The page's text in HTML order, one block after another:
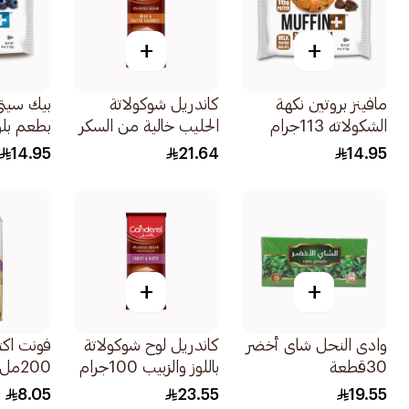
+
مافينز بروتين نكهة
الشكولاته 113جرام
14.95
+
كاندريل شوكولاتة
الحليب خالية من السكر
المضاف بالكراميل المملح
21.64
بيك
بطعم بلوبري
14.95
+
وادى النحل شاى أخضر
30قطعة
19.55
+
كاندريل لوح شوكولاتة
باللوز والزبيب 100جرام
23.55
فونت
200مل
8.05